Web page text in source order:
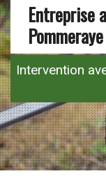
Entreprise
Intervention